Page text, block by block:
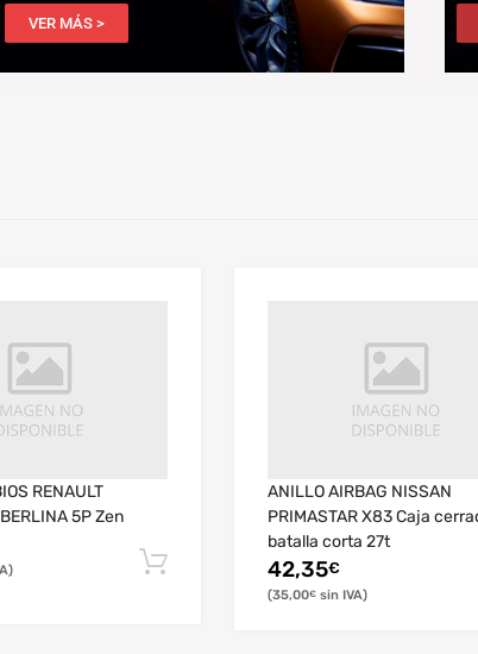
VER MÁS >
RENAULT
5P Zen
ANILLO AIRBAG NISSAN
PRIMASTAR X83 Caja
batalla corta 27t
42,35€
35,00€